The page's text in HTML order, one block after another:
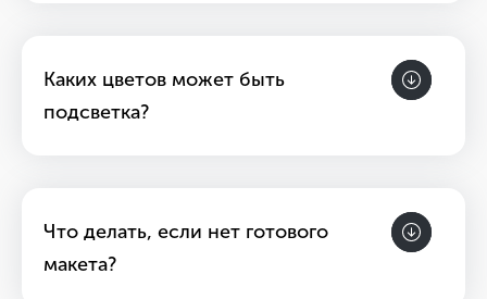
Каких цветов может быть
подсветка?
Что делать, если нет готового
макета?